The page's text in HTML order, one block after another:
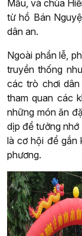
Mẫu, và chùa
từ hồ Bán
dân an.
Ngoài phần lễ,
truyền thống
các trò chơi
tham quan các
những món ăn
dịp để tưởng
là cơ hội để gắn
phương.